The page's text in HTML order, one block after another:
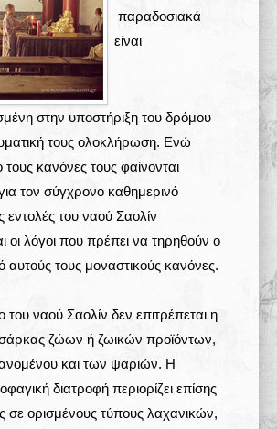
παραδοσιακά
είναι
στην υποστήριξη του δρόμου
τους ολοκλήρωση. Ενώ
τους κανόνες τους φαίνονται
για τον σύγχρονο καθημερινό
του ναού Σαολίν
οι λόγοι που πρέπει να τηρηθούν ο
αυτούς τους μοναστικούς κανόνες.
του ναού Σαολίν δεν επιτρέπεται η
ζώων ή ζωικών προϊόντων,
και των ψαριών. Η
διατροφή περιορίζει επίσης
σε ορισμένους τύπους λαχανικών,